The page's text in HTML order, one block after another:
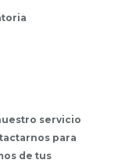
servicio
para
de tus